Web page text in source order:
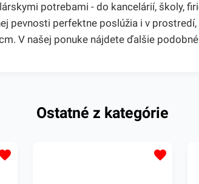
potrebami - do kancelárií, školy,
pevnosti perfektne poslúžia i v
V našej ponuke nájdete ďalšie
Ostatné z kategórie